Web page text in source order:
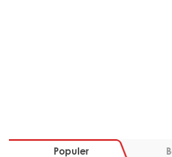
Populer